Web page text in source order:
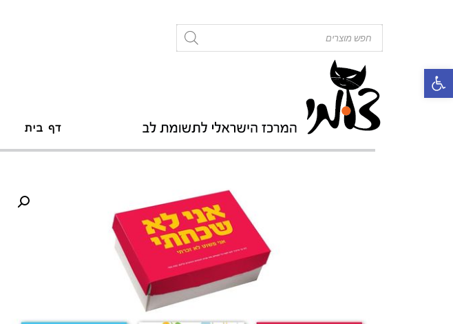
פתח סרגל נגישות
דף בית